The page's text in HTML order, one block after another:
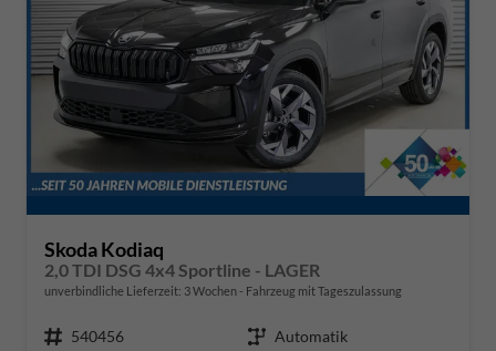
Skoda Kodiaq
2,0 TDI DSG 4x4 Sportline - LAGER
unverbindliche Lieferzeit: 3 Wochen Fahrzeug mit Tageszulassung
Fahrzeugnr. 540456 Getriebe Automatik